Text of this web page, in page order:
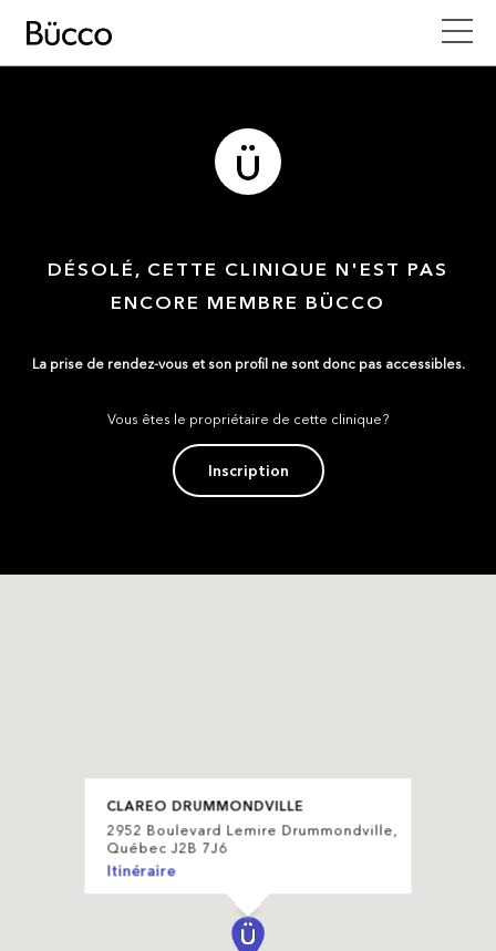
DÉSOLÉ, CETTE CLINIQUE N'EST PAS
ENCORE MEMBRE BÜCCO
La prise de rendez-vous et son profil ne sont donc pas accessibles.
Vous êtes le propriétaire de cette clinique?
Inscription
CLAREO DRUMMONDVILLE
2952 Boulevard Lemire Drummondville,
Québec J2B 7J6
Itinéraire